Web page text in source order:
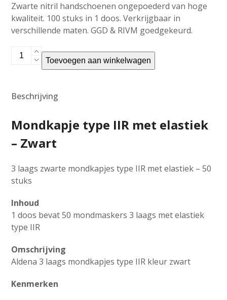
Zwarte nitril handschoenen ongepoederd van hoge
kwaliteit. 100 stuks in 1 doos. Verkrijgbaar in
verschillende maten. GGD & RIVM goedgekeurd.
Mondkapje
elastiek
Zwart
aantal
Toevoegen aan winkelwagen
Beschrijving
Mondkapje type IIR met elastiek
– Zwart
3 laags zwarte mondkapjes type IIR met elastiek – 50
stuks
Inhoud
1 doos bevat 50 mondmaskers 3 laags met elastiek
type IIR
Omschrijving
Aldena 3 laags mondkapjes type IIR kleur zwart
Kenmerken